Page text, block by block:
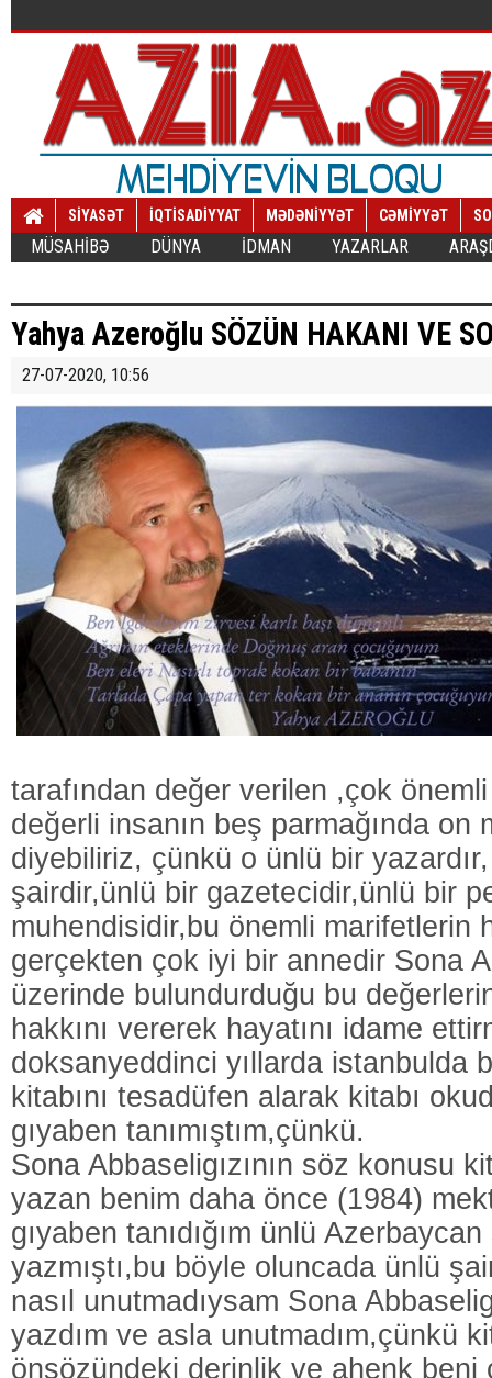
SİYASƏT İQTİSADİYYAT MƏDƏNİYYƏT CƏMİYYƏT
MÜSAHİBƏ DÜNYA İDMAN YAZARLAR
Yahya Azeroğlu SÖZÜN HAKANI VE
27-07-2020, 10:56
tarafından değer verilen ,çok
değerli insanın beş parmağında on
diyebiliriz, çünkü o ünlü bir
şairdir,ünlü bir gazetecidir,ünlü bir
muhendisidir,bu önemli marifetlerin
gerçekten çok iyi bir annedir Sona
üzerinde bulundurduğu bu
hakkını vererek hayatını idame
doksanyeddinci yıllarda istanbulda
kitabını tesadüfen alarak kitabı
gıyaben tanımıştım,çünkü.
Sona Abbaseligızının söz konusu
yazan benim daha önce (1984)
gıyaben tanıdığım ünlü
yazmıştı,bu böyle oluncada ünlü
nasıl unutmadıysam Sona
yazdım ve asla unutmadım,çünkü
önsözündeki derinlik ve ahenk beni